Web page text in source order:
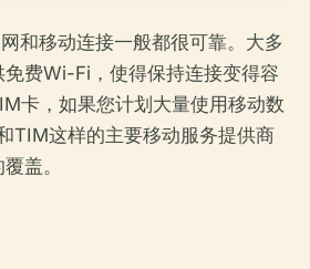
和移动连接一般都很可靠。大多
费Wi-Fi，使得保持连接变得容
卡，如果您计划大量使用移动数
TIM这样的主要移动服务提供商
盖。